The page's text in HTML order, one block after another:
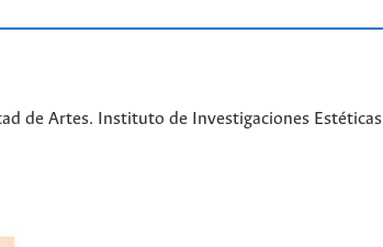
de Artes. Instituto de Investigaciones Estéticas